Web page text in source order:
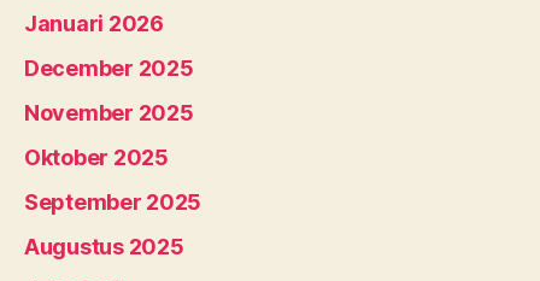
Januari 2026
December 2025
November 2025
Oktober 2025
September 2025
Augustus 2025